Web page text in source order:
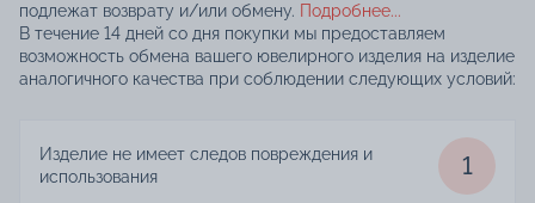
подлежат возврату и/или обмену. Подробнее...
В течение 14 дней со дня покупки мы предоставляем
возможность обмена вашего ювелирного изделия на изделие
аналогичного качества при соблюдении следующих условий:
Изделие не имеет следов повреждения и
использования
1